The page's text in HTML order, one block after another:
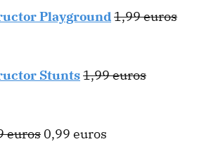
Playground1,99 euros
Stunts1,99 euros
euros 0,99 euros